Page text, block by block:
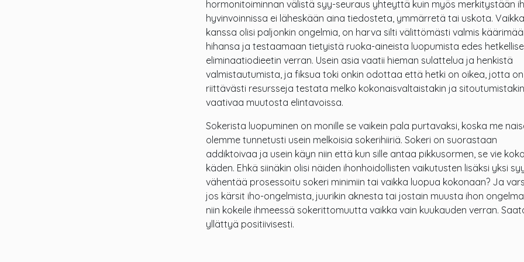
hormonitoiminnan välistä syy-seuraus yhteyttä kuin myös merkitystään
hyvinvoinnissa ei läheskään aina tiedosteta, ymmärretä tai uskota.
kanssa olisi paljonkin ongelmia, on harva silti välittömästi valmis
hihansa ja testaamaan tietyistä ruoka-aineista luopumista edes
eliminaatiodieetin verran. Usein asia vaatii hieman sulattelua ja henkistä
valmistautumista, ja fiksua toki onkin odottaa että hetki on oikea, jotta on
riittävästi resursseja testata melko kokonaisvaltaistakin ja sitoutumistakin
vaativaa muutosta elintavoissa.
Sokerista luopuminen on monille se vaikein pala purtavaksi, koska me
olemme tunnetusti usein melkoisia sokerihiiriä. Sokeri on suorastaan
addiktoivaa ja usein käyn niin että kun sille antaa pikkusormen, se vie koko
käden. Ehkä siinäkin olisi näiden ihonhoidollisten vaikutusten lisäksi yksi
vähentää prosessoitu sokeri minimiin tai vaikka luopua kokonaan? Ja
jos kärsit iho-ongelmista, juurikin aknesta tai jostain muusta ihon
niin kokeile ihmeessä sokerittomuutta vaikka vain kuukauden verran.
yllättyä positiivisesti.